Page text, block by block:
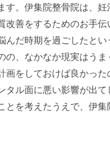
。伊集院整骨院は、
善をするためのお手
だ時期を過ごしたと
、なかなか現実はう
をしておけば良かっ
ル面に悪い影響が出
とを考えたうえで、伊